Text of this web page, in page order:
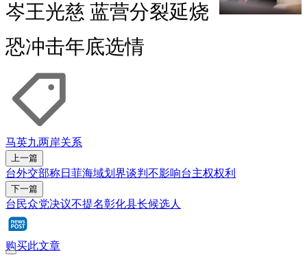
岑王光慈 蓝营分裂延烧
恐冲击年底选情
马英九两岸关系
上一篇
台外交部称日菲海域划界谈判不影响台主权权利
下一篇
台民众党决议不提名彰化县长候选人
购买此文章